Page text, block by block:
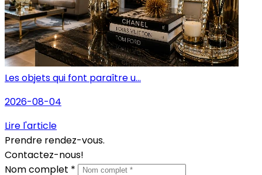
Les objets qui font paraître u...
2026-08-04
Lire l'article
Prendre rendez-vous.
Contactez-nous!
Nom complet *